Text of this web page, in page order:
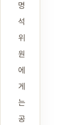
명
석
위
원
에
게
는
공